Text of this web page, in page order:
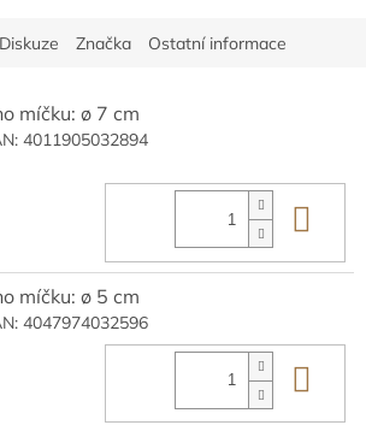
Diskuze Značka Ostatní informace
míčku: ø 7 cm
4011905032894
míčku: ø 5 cm
4047974032596